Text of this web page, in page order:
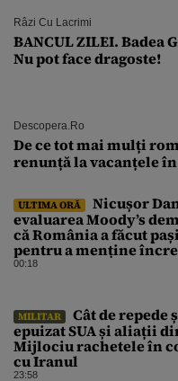
Râzi Cu Lacrimi
BANCUL ZILEI. Badea
Nu pot face dragoste!
Descopera.ro
De ce tot mai mulți
renunță la vacanțele
ULTIMA ORĂ
Nicușor
evaluarea Moody’s
că România a făcut
pentru a menține
investitorilor: „Totuși,
00:18
MILITAR
Cât de repede
epuizat SUA și aliații
Mijlociu rachetele în
cu Iranul
23:58